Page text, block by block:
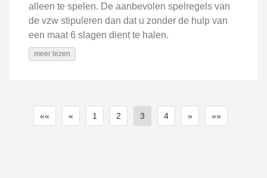
alleen te spelen. De aanbevolen spelregels van
de vzw stipuleren dan dat u zonder de hulp van
een maat 6 slagen dient te halen.
meer lezen
«« « 1 2 3 4 » »»